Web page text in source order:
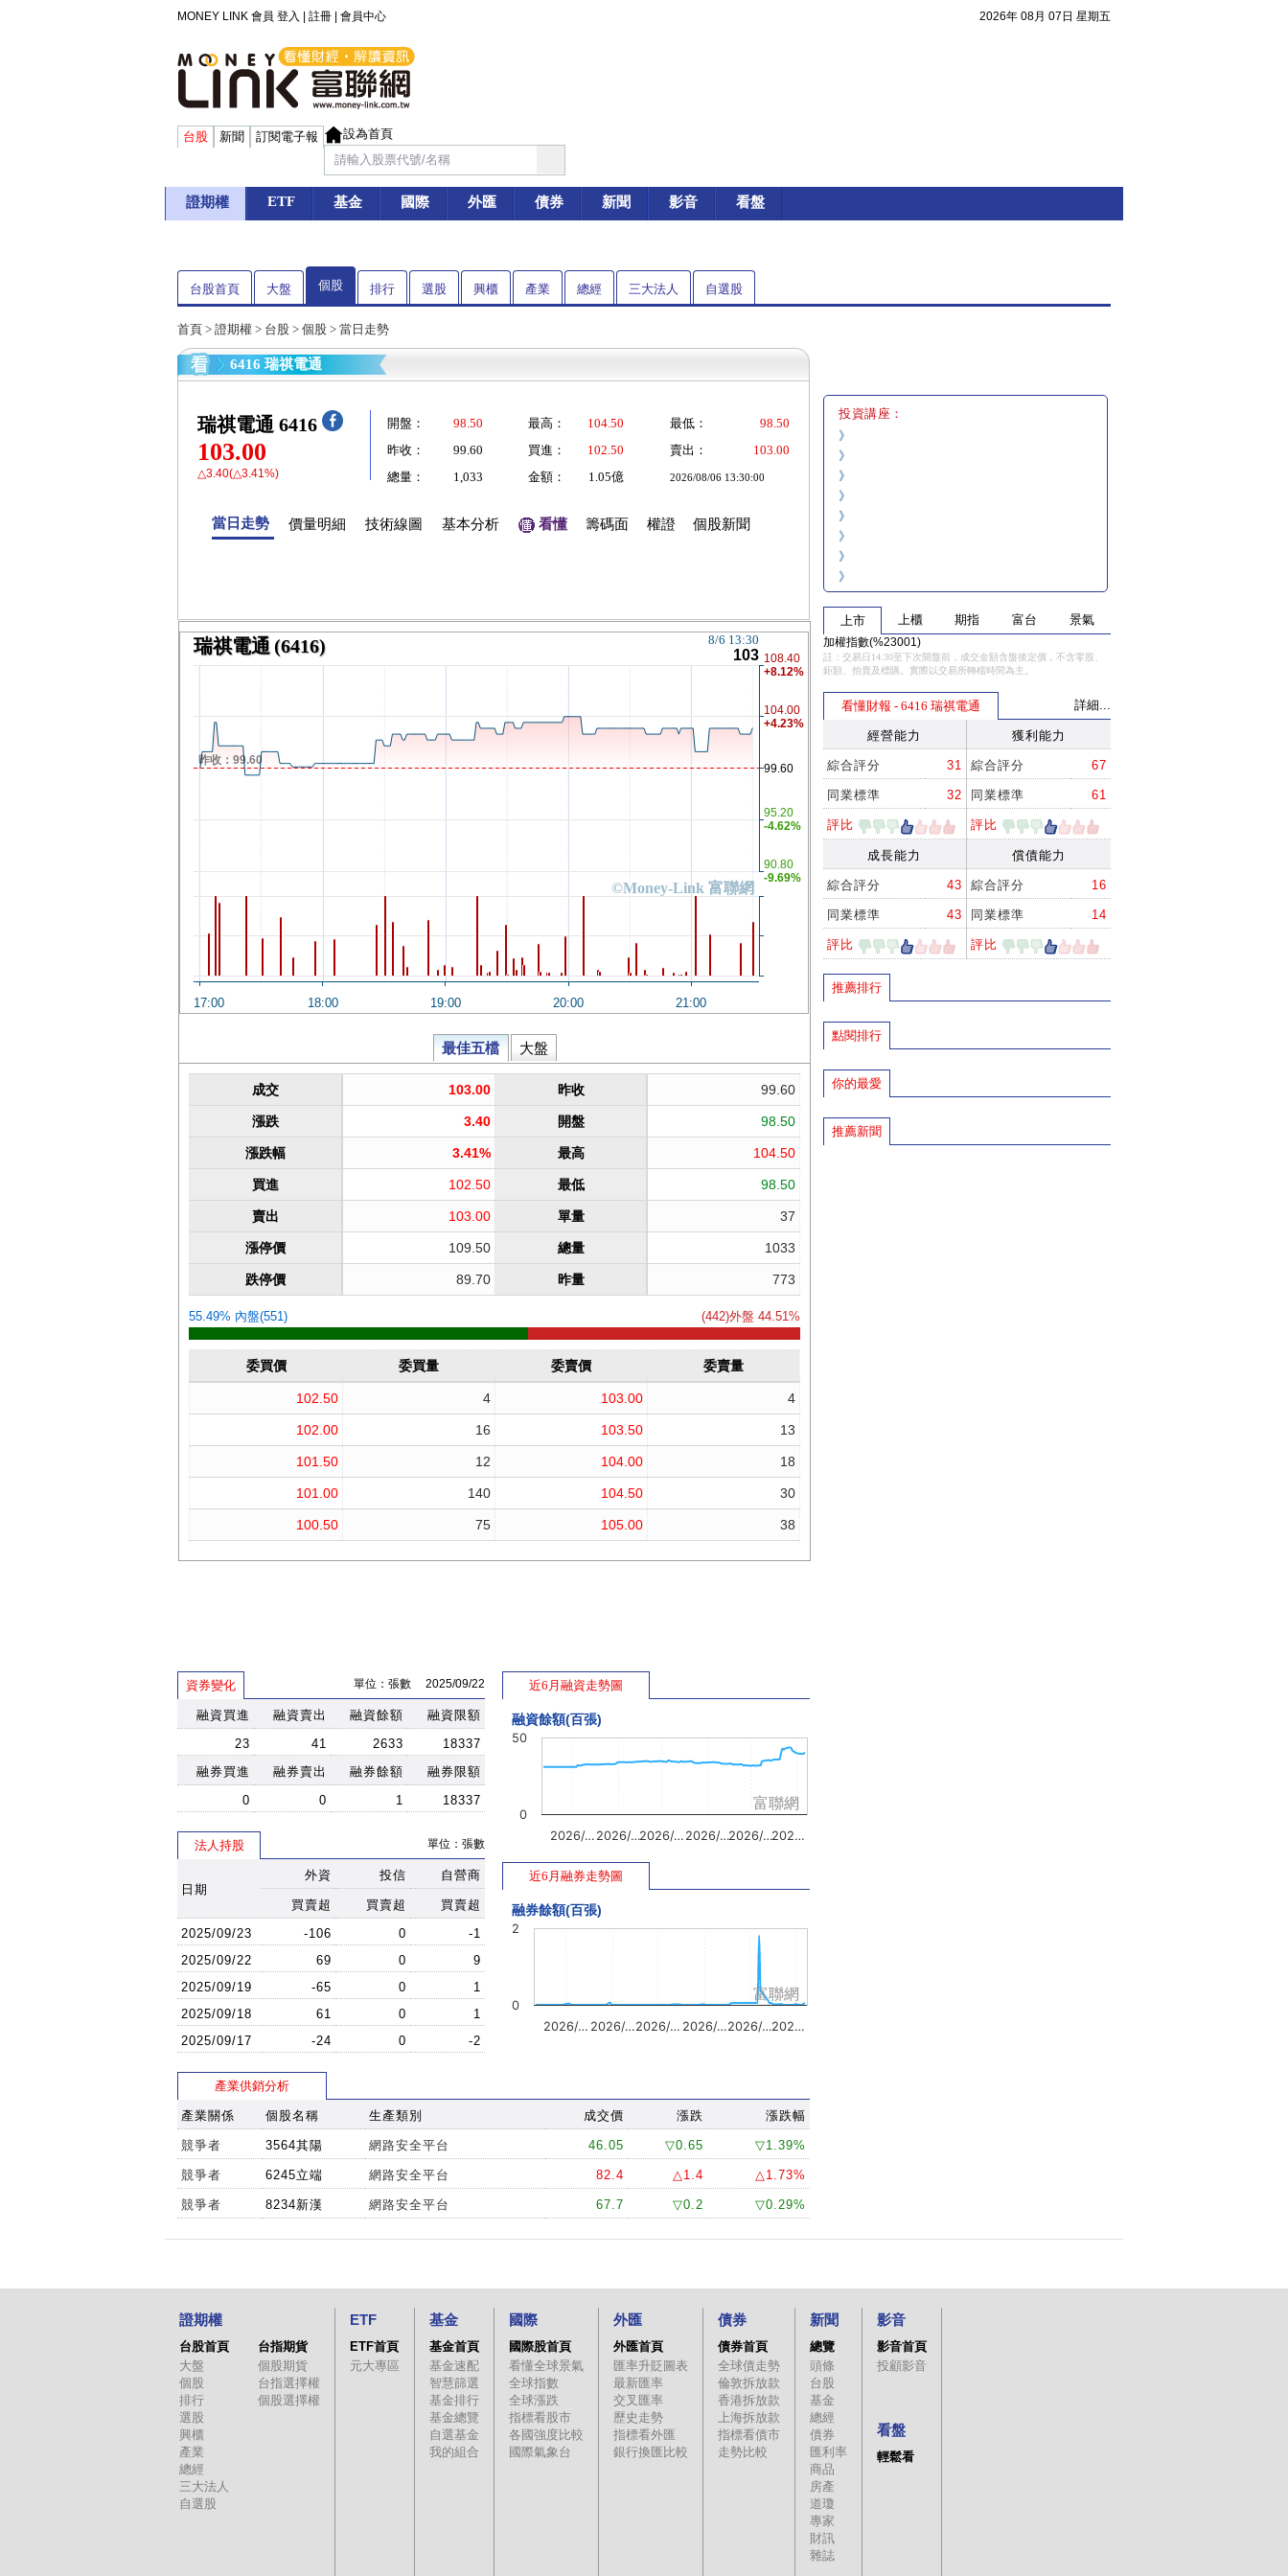
MONEY LINK 會員 登入 註冊 會員中心 2026年 08月 07日 星期五
台股 新聞 訂閱電子報 設為首頁
證期權 ETF 基金 國際 外匯 債券 新聞 影音 看盤
台股首頁 大盤 個股 排行 選股 興櫃 產業 總經 三大法人 自選股
首頁 > 證期權 > 台股 > 個股 > 當日走勢
6416 瑞祺電通
瑞祺電通 6416
103.00
△3.40(△3.41%)
開盤： 98.50 最高： 104.50 最低：
98.50
昨收：
99.60 買進： 102.50 賣出：
103.00
總量：
1,033 金額： 1.05億 2026/08/06 13:30:00
當日走勢 價量明細 技術線圖 基本分析 看懂 籌碼面 權證 個股新聞
資券變化 單位：張數 2025/09/22
融資買進 融資賣出 融資餘額
融資限額
23
41 2633
18337
融券買進
融券賣出 融券餘額
融券限額
0
0 1 18337
法人持股 單位：張數
日期
外資 投信 自營商
買賣超 買賣超
買賣超
2025/09/23
-106 0
-1
2025/09/22
69 0
9
2025/09/19
-65 0
1
2025/09/18
61 0
1
2025/09/17
-24 0 -2
近6月融資走勢圖
融資餘額(百張)
2026/… 2026/…2026/… 2026/…2026/…202…
0
50
富聯網
近6月融券走勢圖
融券餘額(百張)
2026/… 2026/…2026/… 2026/…2026/…202…
0
2
富聯網
產業供銷分析
產業關係 個股名稱 生產類別 成交價 漲跌 漲跌幅
競爭者 3564其陽 網路安全平台 46.05 ▽0.65 ▽1.39%
競爭者 6245立端 網路安全平台 82.4 △1.4 △1.73%
競爭者 8234新漢 網路安全平台 67.7 ▽0.2 ▽0.29%
投資講座：
》
》
》
》
》
》
》
》
上市 上櫃 期指 富台 景氣
加權指數(%23001)
註：交易日14:30至下次開盤前，成交金額含盤後定價，不含零股、
鉅額、拍賣及標購。實際以交易所轉檔時間為主。
看懂財報 - 6416 瑞祺電通 詳細...
經營能力 獲利能力
綜合評分 31 綜合評分 67
同業標準 32 同業標準 61
評比 評比
成長能力 償債能力
綜合評分 43 綜合評分 16
同業標準 43 同業標準 14
評比 評比
推薦排行
點閱排行
你的最愛
推薦新聞
證期權
台股首頁
大盤
個股
排行
選股
興櫃
產業
總經
三大法人
自選股
台指期貨
個股期貨
台指選擇權
個股選擇權
ETF
ETF首頁
元大專區
基金
基金首頁
基金速配
智慧篩選
基金排行
基金總覽
自選基金
我的組合
國際
國際股首頁
看懂全球景氣
全球指數
全球漲跌
指標看股市
各國強度比較
國際氣象台
外匯
外匯首頁
匯率升貶圖表
最新匯率
交叉匯率
歷史走勢
指標看外匯
銀行換匯比較
債券
債券首頁
全球債走勢
倫敦拆放款
香港拆放款
上海拆放款
指標看債市
走勢比較
新聞
總覽
頭條
台股
基金
總經
債券
匯利率
商品
房產
道瓊
專家
財訊
雜誌
影音
影音首頁
投顧影音
看盤
輕鬆看